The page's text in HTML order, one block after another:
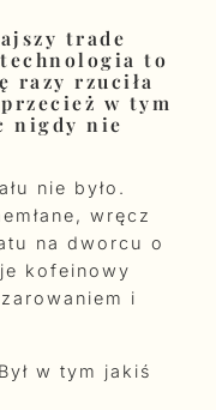
trade
to
razy rzuciła
w tym
nigdy nie
nie było.
wręcz
na dworcu o
kofeinowy
i
w tym jakiś